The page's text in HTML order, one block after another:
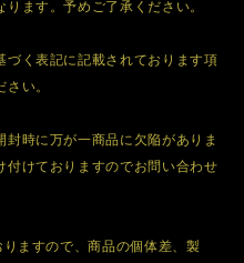
ます。予めご了承ください。
く表記に記載されております項
い。
時に万が一商品に欠陥がありま
付けておりますのでお問い合わせ
りますので、商品の個体差、製